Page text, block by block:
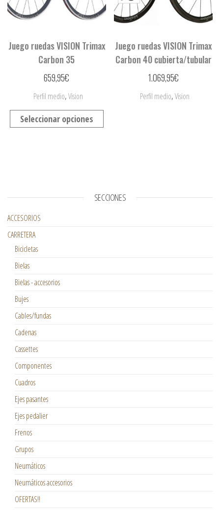
Juego ruedas VISION Trimax
Carbon 35
659,95€
Perfil medio,Vision
Seleccionar opciones
Juego ruedas VISION Trimax
Carbon 40 cubierta/tubular
1.069,95€
Perfil medio,Vision
SECCIONES
ACCESORIOS
CARRETERA
Bicicletas
Bielas
Bielas - accesorios
Bujes
Cables/fundas
Cadenas
Cassettes
Componentes
Cuadros
Ejes pasantes
Ejes pedalier
Frenos
Grupos
Neumáticos
Neumáticos accesorios
OFERTAS!!